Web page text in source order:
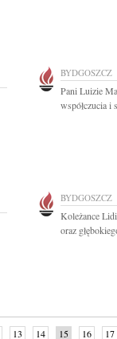
BYDGOSZCZ
Pani Luizie
współczucia i
BYDGOSZCZ
Koleżance
oraz
13 14 15 16 17